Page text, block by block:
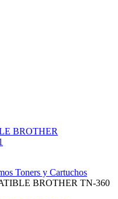
Toners y Cartuchos
BROTHER TN-360